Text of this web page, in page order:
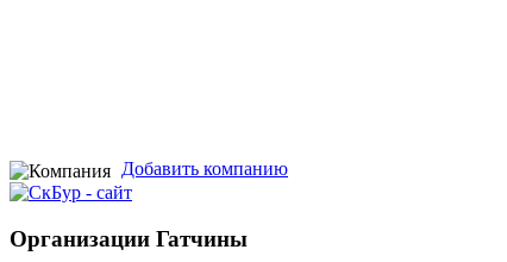
Добавить компанию
Организации Гатчины